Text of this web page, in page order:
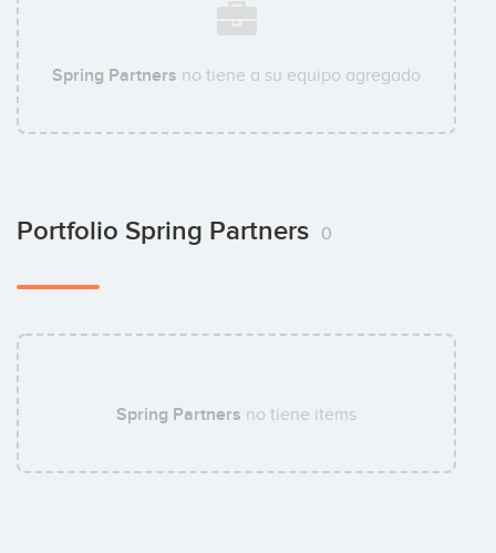
Spring Partners no tiene a su equipo agregado
Portfolio Spring Partners 0
Spring Partners no tiene items